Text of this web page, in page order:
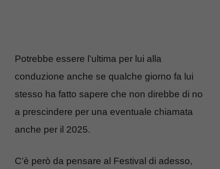
Potrebbe essere l’ultima per lui alla
conduzione anche se qualche giorno fa lui
stesso ha fatto sapere che non direbbe di no
a prescindere per una eventuale chiamata
anche per il 2025.
C’è però da pensare al Festival di adesso,